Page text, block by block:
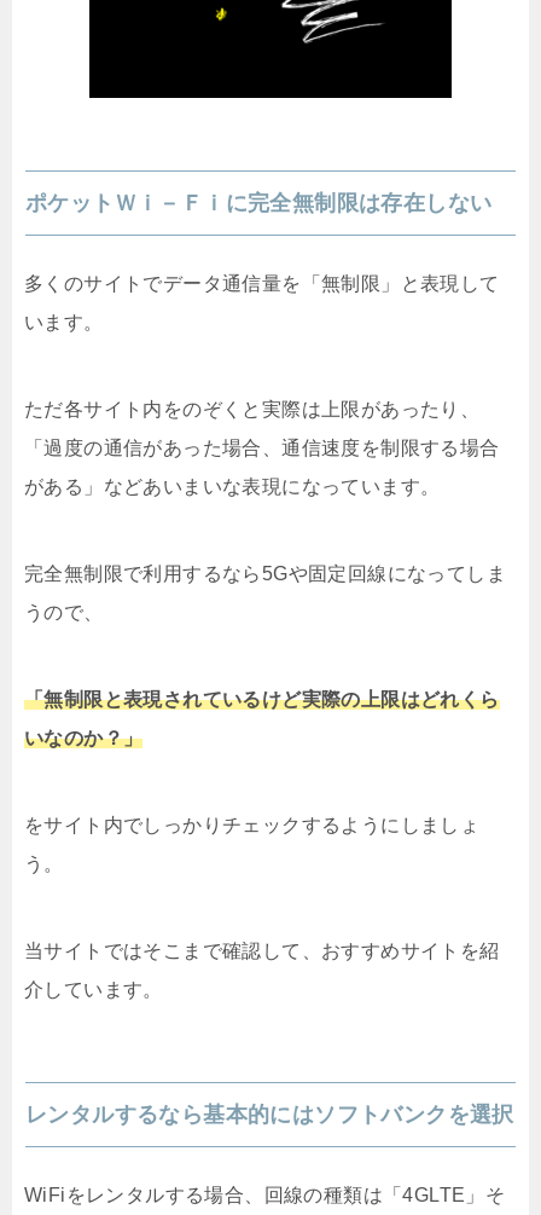
ポケットＷｉ－Ｆｉに完全無制限は存在しない
多くのサイトでデータ通信量を「無制限」と表現して
います。
ただ各サイト内をのぞくと実際は上限があったり、
「過度の通信があった場合、通信速度を制限する場合
がある」などあいまいな表現になっています。
完全無制限で利用するなら5Gや固定回線になってしま
うので、
「無制限と表現されているけど実際の上限はどれくら
いなのか？」
をサイト内でしっかりチェックするようにしましょ
う。
当サイトではそこまで確認して、おすすめサイトを紹
介しています。
レンタルするなら基本的にはソフトバンクを選択
WiFiをレンタルする場合、回線の種類は「4GLTE」そ